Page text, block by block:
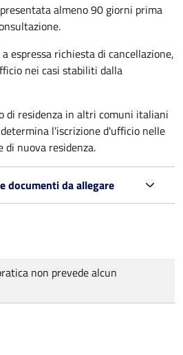
almeno 90 giorni prima
espressa richiesta di cancellazione,
nei casi stabiliti dalla
di residenza in altri comuni italiani
l'iscrizione d'ufficio nelle
di nuova residenza.
documenti da allegare
non prevede alcun